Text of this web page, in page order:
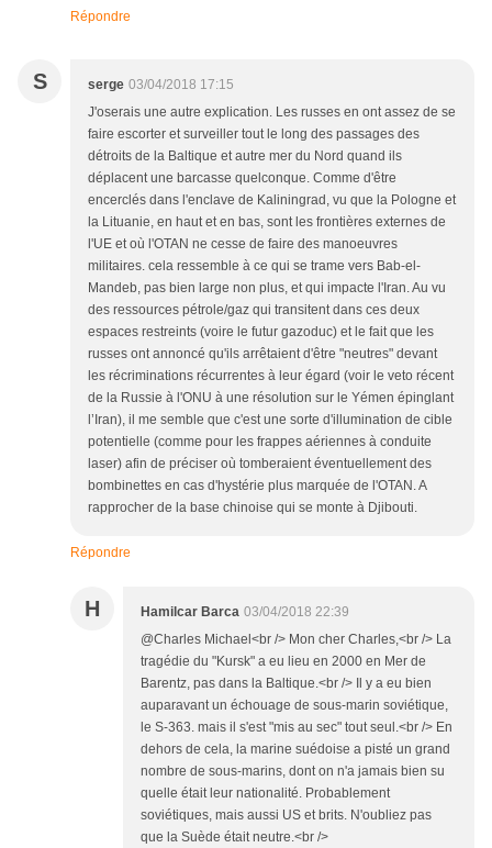
Répondre
S serge 03/04/2018 17:15
J'oserais une autre explication. Les russes en ont assez de se
faire escorter et surveiller tout le long des passages des
détroits de la Baltique et autre mer du Nord quand ils
déplacent une barcasse quelconque. Comme d'être
encerclés dans l'enclave de Kaliningrad, vu que la Pologne et
la Lituanie, en haut et en bas, sont les frontières externes de
l'UE et où l'OTAN ne cesse de faire des manoeuvres
militaires. cela ressemble à ce qui se trame vers Bab-el-
Mandeb, pas bien large non plus, et qui impacte l'Iran. Au vu
des ressources pétrole/gaz qui transitent dans ces deux
espaces restreints (voire le futur gazoduc) et le fait que les
russes ont annoncé qu'ils arrêtaient d'être "neutres" devant
les récriminations récurrentes à leur égard (voir le veto récent
de la Russie à l'ONU à une résolution sur le Yémen épinglant
l’Iran), il me semble que c'est une sorte d'illumination de cible
potentielle (comme pour les frappes aériennes à conduite
laser) afin de préciser où tomberaient éventuellement des
bombinettes en cas d'hystérie plus marquée de l'OTAN. A
rapprocher de la base chinoise qui se monte à Djibouti.
Répondre
H Hamilcar Barca 03/04/2018 22:39
@Charles Michael<br /> Mon cher Charles,<br /> La
tragédie du "Kursk" a eu lieu en 2000 en Mer de
Barentz, pas dans la Baltique.<br /> Il y a eu bien
auparavant un échouage de sous-marin soviétique,
le S-363. mais il s'est "mis au sec" tout seul.<br /> En
dehors de cela, la marine suédoise a pisté un grand
nombre de sous-marins, dont on n'a jamais bien su
quelle était leur nationalité. Probablement
soviétiques, mais aussi US et brits. N'oubliez pas
que la Suède était neutre.<br />